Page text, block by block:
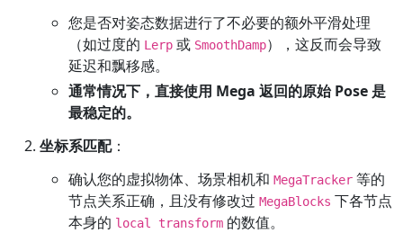
您是否对姿态数据进行了不必要的额外平滑处理
（如过度的 Lerp 或 SmoothDamp），这反而会导致
延迟和飘移感。
通常情况下，直接使用 Mega 返回的原始 Pose 是
最稳定的。
坐标系匹配：
确认您的虚拟物体、场景相机和 MegaTracker 等的
节点关系正确，且没有修改过 MegaBlocks 下各节点
本身的 local transform 的数值。